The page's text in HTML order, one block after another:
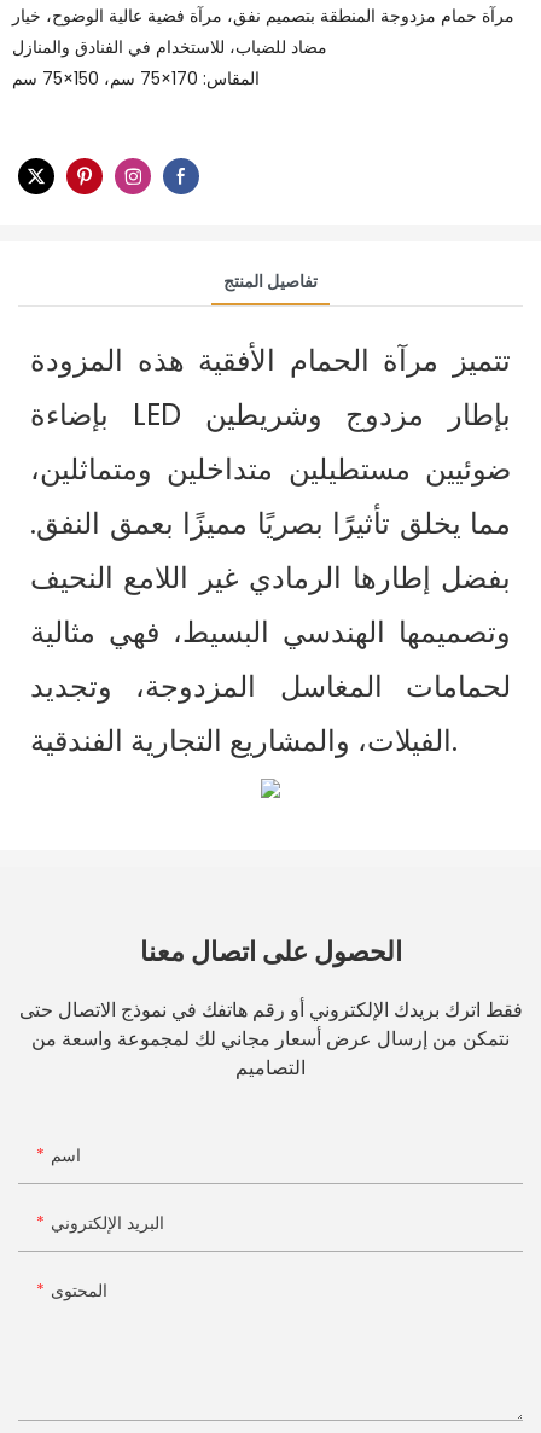
مرآة حمام مزدوجة المنطقة بتصميم نفق، مرآة فضية عالية الوضوح، خيار
مضاد للضباب، للاستخدام في الفنادق والمنازل
المقاس: 170×75 سم، 150×75 سم
تفاصيل المنتج
تتميز مرآة الحمام الأفقية هذه المزودة
بإضاءة LED بإطار مزدوج وشريطين
ضوئيين مستطيلين متداخلين ومتماثلين،
مما يخلق تأثيرًا بصريًا مميزًا بعمق النفق.
بفضل إطارها الرمادي غير اللامع النحيف
وتصميمها الهندسي البسيط، فهي مثالية
لحمامات المغاسل المزدوجة، وتجديد
الفيلات، والمشاريع التجارية الفندقية.
الحصول على اتصال معنا
فقط اترك بريدك الإلكتروني أو رقم هاتفك في نموذج الاتصال حتى
نتمكن من إرسال عرض أسعار مجاني لك لمجموعة واسعة من
التصاميم
اسم
البريد الإلكتروني
المحتوى